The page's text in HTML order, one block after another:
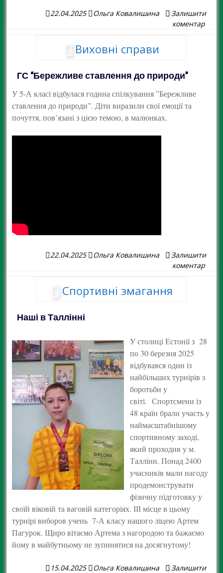
22.04.2025 Ольга Ковалишина
Залишити
коментар
Виховні справи
ГС “Бережливе ставлення до природи”
У 5-А класі відбулася година спілкування ”Бережливе
ставлення до природи”. Діти виразили свої емоції та
почуття, пов’язані з цією темою, в малюнках.
22.04.2025 Ольга Ковалишина
Залишити
коментар
Спортивні змагання
Наші в Таллінні
У столиці Естонії з 28
по 30 березня 2025
відбувався один із
найбільших турнірів з
боротьби у
світі. Спортсмени із
48 країн брали участь у
наймасштабнішому
спортивному заході,
який проходив у м.
Таллінн. Понад 2400
учасників мали нагоду
продемонструвати
фізичну підготовку у
своїй віковій та ваговій категоріях. ІІІ місце в цьому
турнірі виборов учень 7-А класу нашого ліцею Артем
Пагурок. Щиро вітаємо Артема з нагородою та бажаємо
йому в майбутньому не зупинятися на досягнутому!
15.04.2025 Ольга Ковалишина
Залишити